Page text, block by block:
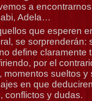
a
Adela…
que esperen
se sorprenderán:
define claramente
por el
momentos sueltos y
en que
conflictos y dudas.